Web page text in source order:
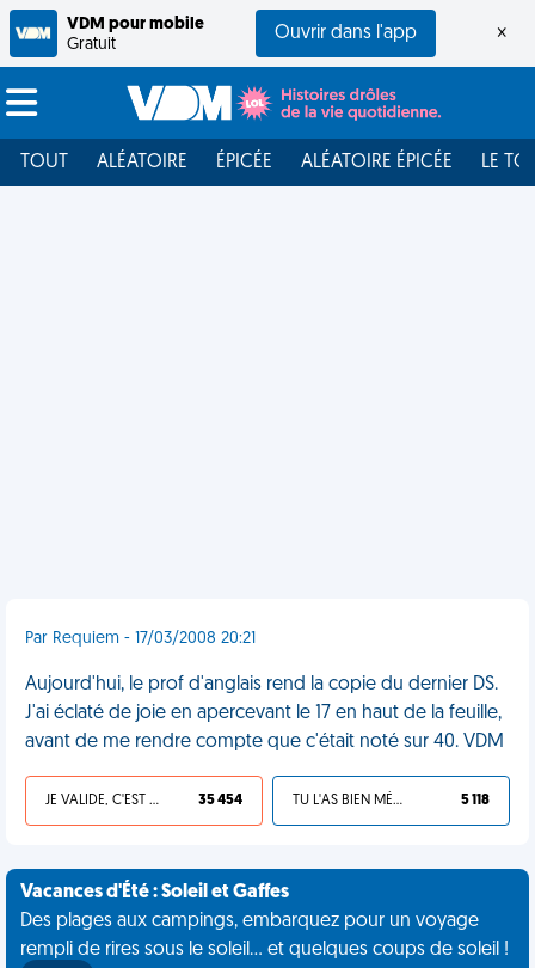
VDM pour mobile
Gratuit
Ouvrir dans l'app ×
TOUT ALÉATOIRE ÉPICÉE ALÉATOIRE ÉPICÉE LE
Par Requiem - 17/03/2008 20:21
Aujourd'hui, le prof d'anglais rend la copie du dernier DS.
J'ai éclaté de joie en apercevant le 17 en haut de la feuille,
avant de me rendre compte que c'était noté sur 40. VDM
JE VALIDE, C'EST UNE VDM 35 454 TU L'AS BIEN MÉRITÉ 5 118
Vacances d'Été : Soleil et Gaffes
Des plages aux campings, embarquez pour un voyage
rempli de rires sous le soleil... et quelques coups de soleil !